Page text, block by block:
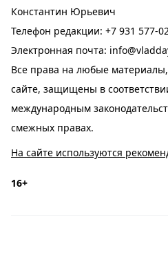
Константин Юрьевич
Телефон редакции: +7 931 577-
Электронная почта:
Все права на любые
сайте, защищены в
международным
смежных правах.
На сайте используются
16+